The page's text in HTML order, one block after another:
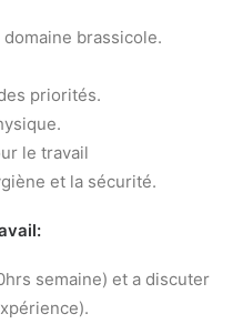
brassicole.
priorités.
le travail
et la sécurité.
semaine) et a discuter